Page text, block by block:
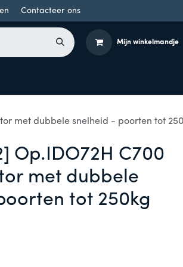
Contacteer ons
Mijn winkelmandje
met dubbele snelheid - poorten tot
Op.IDO72H C700
met dubbele
tot 250kg